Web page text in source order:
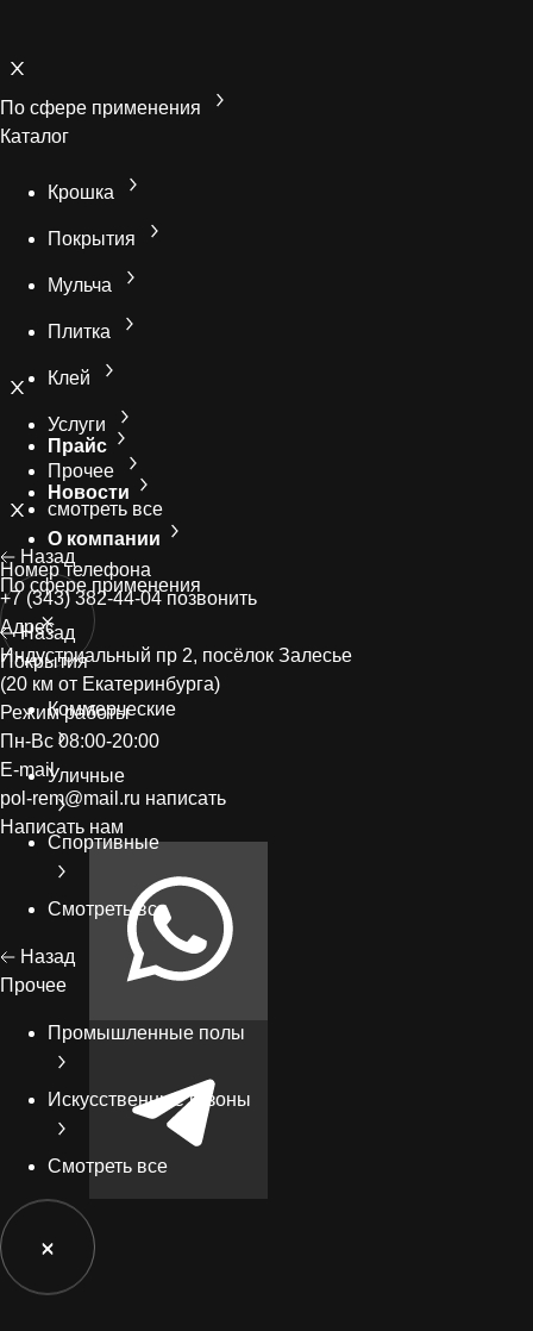
По сфере применения
Каталог
Крошка
Покрытия
Мульча
Плитка
Клей
Услуги
Прочее
смотреть все
Назад
По сфере применения
Назад
Покрытия
Коммерческие
Уличные
Спортивные
Смотреть все
Назад
Прочее
Промышленные полы
Искусственные газоны
Смотреть все
Номер телефонa
+7 (343) 382-44-04позвонить
Адрес
Индустриальный пр 2, посёлок Залесье
(20 км от Екатеринбурга)
Режим работы
Пн-Вс 08:00-20:00
E-mail
pol-rem@mail.ru написать
Написать нам
Прайс
Новости
О компании